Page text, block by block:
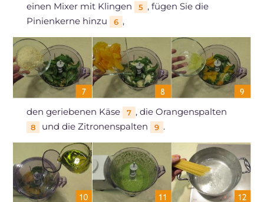
einen Mixer mit Klingen 5 , fügen Sie die
Pinienkerne hinzu
6 ,
den geriebenen Käse 7 , die Orangenspalten
8 und die Zitronenspalten 9 .